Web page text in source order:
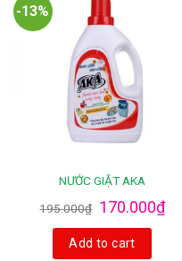
-13%
NƯỚC GIẶT AKA
195.000₫ 170.000₫
Add to cart